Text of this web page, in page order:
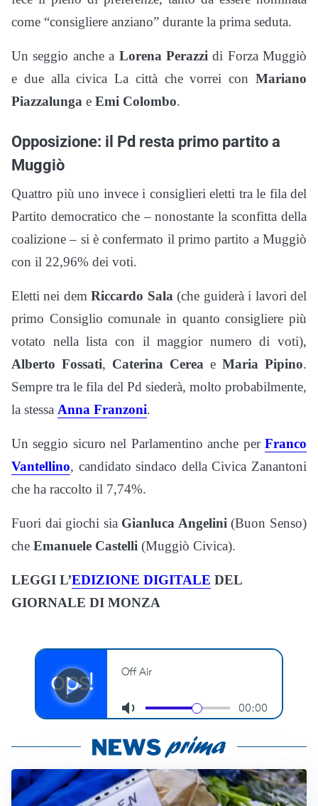
come “consigliere anziano” durante la prima seduta.
Un seggio anche a Lorena Perazzi di Forza Muggiò
e due alla civica La città che vorrei con Mariano
Piazzalunga e Emi Colombo.
Opposizione: il Pd resta primo partito a
Muggiò
Quattro più uno invece i consiglieri eletti tra le fila del
Partito democratico che – nonostante la sconfitta della
coalizione – si è confermato il primo partito a Muggiò
con il 22,96% dei voti.
Eletti nei demRiccardo Sala (che guiderà i lavori del
primo Consiglio comunale in quanto consigliere più
votato nella lista con il maggior numero di voti),
Alberto Fossati, Caterina Cerea e Maria Pipino.
Sempre tra le fila del Pd siederà, molto probabilmente,
la stessa Anna Franzoni.
Un seggio sicuro nel Parlamentino anche per Franco
Vantellino, candidato sindaco della Civica Zanantoni
che ha raccolto il 7,74%.
Fuori dai giochi sia Gianluca Angelini (Buon Senso)
che Emanuele Castelli (Muggiò Civica).
LEGGI L’EDIZIONE DIGITALE DEL
GIORNALE DI MONZA